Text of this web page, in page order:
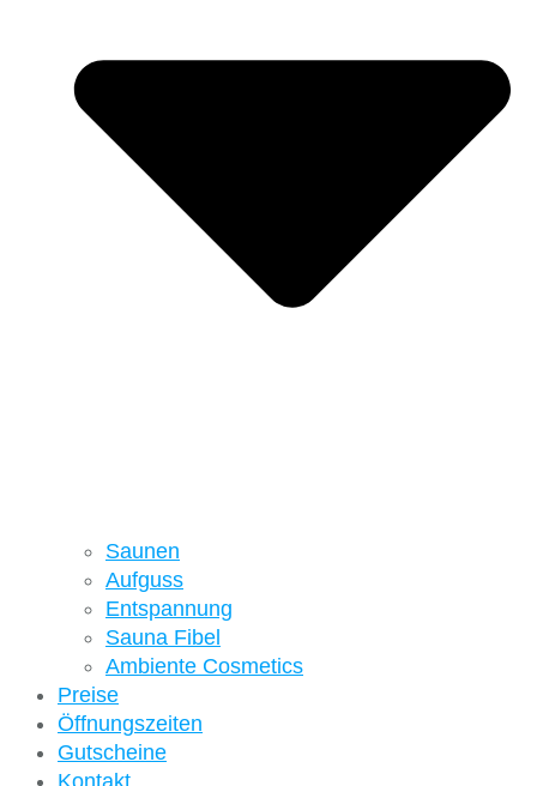
Saunen
Aufguss
Entspannung
Sauna Fibel
Ambiente Cosmetics
Preise
Öffnungszeiten
Gutscheine